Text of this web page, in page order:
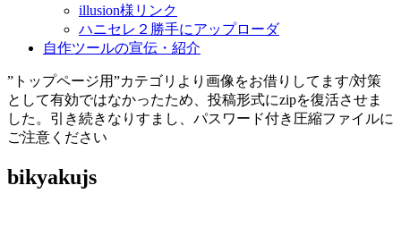
illusion様リンク
ハニセレ２勝手にアップローダ
自作ツールの宣伝・紹介
”トップページ用”カテゴリより画像をお借りしてます/対策
として有効ではなかったため、投稿形式にzipを復活させま
した。引き続きなりすまし、パスワード付き圧縮ファイルに
ご注意ください
bikyakujs